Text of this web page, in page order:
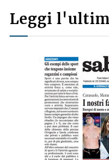
Leggi